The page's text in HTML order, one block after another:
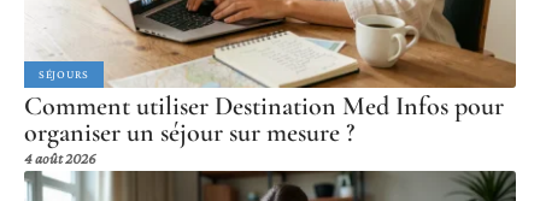
SÉJOURS
Comment utiliser Destination Med Infos pour
organiser un séjour sur mesure ?
4 août 2026